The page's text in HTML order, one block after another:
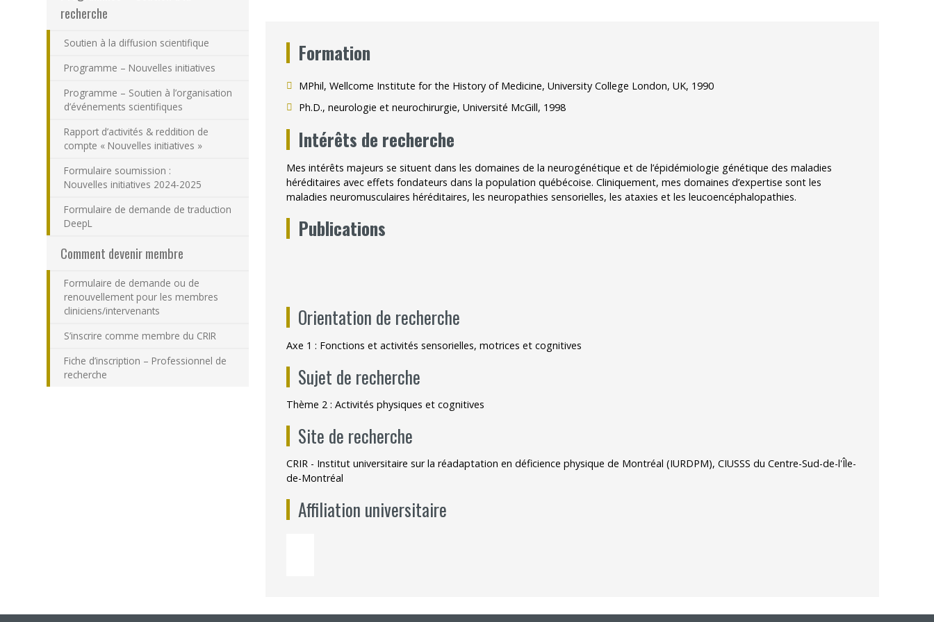
recherche
Soutien à la diffusion scientifique
Programme – Nouvelles initiatives
Programme – Soutien à l’organisation
d’événements scientifiques
Rapport d’activités & reddition de
compte « Nouvelles initiatives »
Formulaire soumission :
Nouvelles initiatives 2024-2025
Formulaire de demande de traduction
DeepL
Comment devenir membre
Formulaire de demande ou de
renouvellement pour les membres
cliniciens/intervenants
S’inscrire comme membre du CRIR
Fiche d’inscription – Professionnel de
recherche
Formation
MPhil, Wellcome Institute for the History of Medicine, University College London, UK, 1990
Ph.D., neurologie et neurochirurgie, Université McGill, 1998
Intérêts de recherche
Mes intérêts majeurs se situent dans les domaines de la neurogénétique et de l’épidémiologie génétique des maladies
héréditaires avec effets fondateurs dans la population québécoise. Cliniquement, mes domaines d’expertise sont les
maladies neuromusculaires héréditaires, les neuropathies sensorielles, les ataxies et les leucoencéphalopathies.
Publications
Orientation de recherche
Axe 1 : Fonctions et activités sensorielles, motrices et cognitives
Sujet de recherche
Thème 2 : Activités physiques et cognitives
Site de recherche
CRIR - Institut universitaire sur la réadaptation en déficience physique de Montréal (IURDPM), CIUSSS du Centre-Sud-de-l'Île-
de-Montréal
Affiliation universitaire